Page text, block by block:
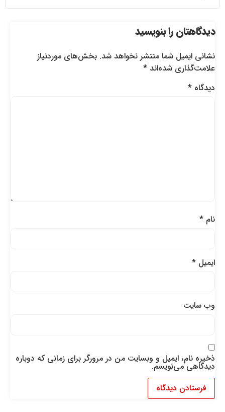
دیدگاهتان را بنویسید
نشانی ایمیل شما منتشر نخواهد شد. بخش‌های موردنیاز
علامت‌گذاری شده‌اند *
دیدگاه *
نام *
ایمیل *
وب‌ سایت
ذخیره نام، ایمیل و وبسایت من در مرورگر برای زمانی که دوباره
دیدگاهی می‌نویسم.